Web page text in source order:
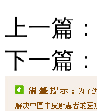
上一篇：
下一篇：